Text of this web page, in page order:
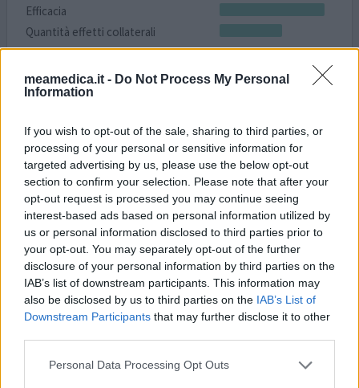
meamedica.it - Do Not Process My Personal
Information
If you wish to opt-out of the sale, sharing to third parties, or
processing of your personal or sensitive information for
targeted advertising by us, please use the below opt-out
section to confirm your selection. Please note that after your
opt-out request is processed you may continue seeing
interest-based ads based on personal information utilized by
us or personal information disclosed to third parties prior to
your opt-out. You may separately opt-out of the further
disclosure of your personal information by third parties on the
IAB’s list of downstream participants. This information may
also be disclosed by us to third parties on the IAB’s List of
Downstream Participants that may further disclose it to other
Personal Data Processing Opt Outs
Efficacia
Quantità effetti collaterali
Sto passando dal cymbalta al cipralex speriamo qualcuno
ha info
0 reazioni
Cymbalta
25/09/2019 | Uomo | 55
duloxetina (30mg)
Ansia
Efficacia
Quantità effetti collaterali
Purtroppo il Cymbalta può dare notevoli problemi a
livello di funzionalità urinaria (impellenza urinaria,
difficoltà nella minzione e scarso gettito, fastidio ai